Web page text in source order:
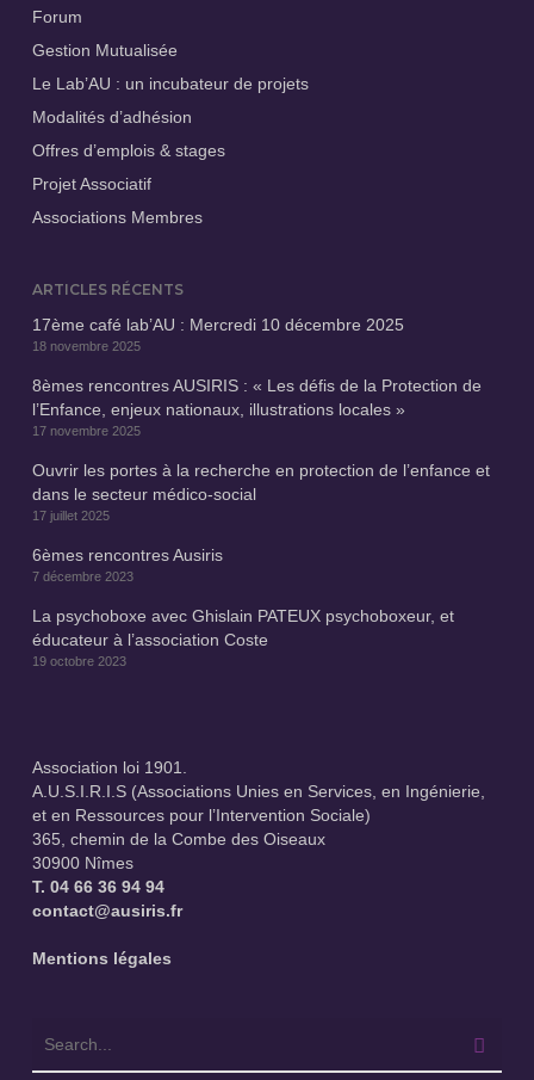
Forum
Gestion Mutualisée
Le Lab’AU : un incubateur de projets
Modalités d’adhésion
Offres d’emplois & stages
Projet Associatif
Associations Membres
ARTICLES RÉCENTS
17ème café lab’AU : Mercredi 10 décembre 2025
18 novembre 2025
8èmes rencontres AUSIRIS : « Les défis de la Protection de
l’Enfance, enjeux nationaux, illustrations locales »
17 novembre 2025
Ouvrir les portes à la recherche en protection de l’enfance et
dans le secteur médico-social
17 juillet 2025
6èmes rencontres Ausiris
7 décembre 2023
La psychoboxe avec Ghislain PATEUX psychoboxeur, et
éducateur à l’association Coste
19 octobre 2023
Association loi 1901.
A.U.S.I.R.I.S (Associations Unies en Services, en Ingénierie,
et en Ressources pour l’Intervention Sociale)
365, chemin de la Combe des Oiseaux
30900 Nîmes
T. 04 66 36 94 94
contact@ausiris.fr
Mentions légales